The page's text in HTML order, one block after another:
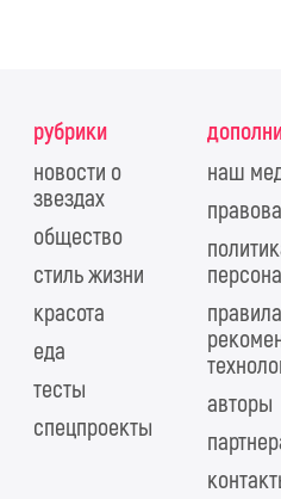
рубрики
новости о
звездах
общество
стиль жизни
красота
еда
тесты
спецпроекты
наш
авторы